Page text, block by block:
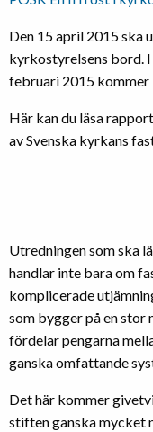
Den 15 april 2015 ska
kyrkostyrelsens bord.
februari 2015 kommer
Här kan du läsa
av Svenska kyrkans
Utredningen som ska
handlar inte bara om
komplicerade
som bygger på en stor
fördelar pengarna
ganska omfattande
Det här kommer
stiften ganska mycket